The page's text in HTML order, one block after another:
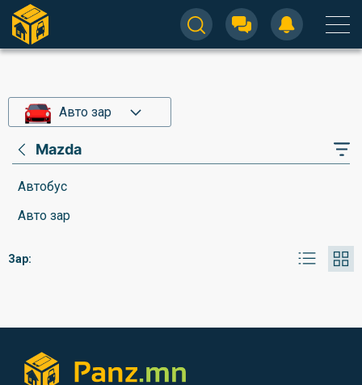
Авто зар
Mazda
Автобус
Авто зар
Зар: